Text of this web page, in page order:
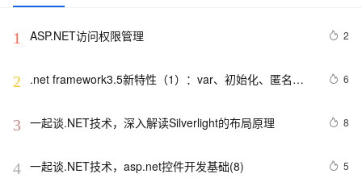
1 ASP.NET访问权限管理 2
2
.net framework3.5新特性（1）：var、初始化、匿名类
6
3 一起谈.NET技术，深入解读Silverlight的布局原理 8
4 一起谈.NET技术，asp.net控件开发基础(8) 5